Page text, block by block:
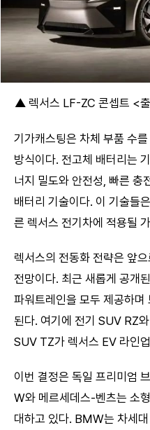
▲ 렉서스 LF-ZC 콘셉트 <
기가캐스팅은 차체 부품 수
방식이다. 전고체 배터리는
너지 밀도와 안전성, 빠른 충
배터리 기술이다. 이 기술들
른 렉서스 전기차에 적용될
렉서스의 전동화 전략은 앞
전망이다. 최근 새롭게 공개
파워트레인을 모두 제공하며
된다. 여기에 전기 SUV RZ
SUV TZ가 렉서스 EV 라인
이번 결정은 독일 프리미엄
W와 메르세데스-벤츠는 소
대하고 있다. BMW는 차세